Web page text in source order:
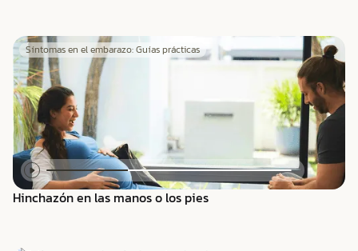
Síntomas en el embarazo: Guías prácticas
Hinchazón en las manos o los pies